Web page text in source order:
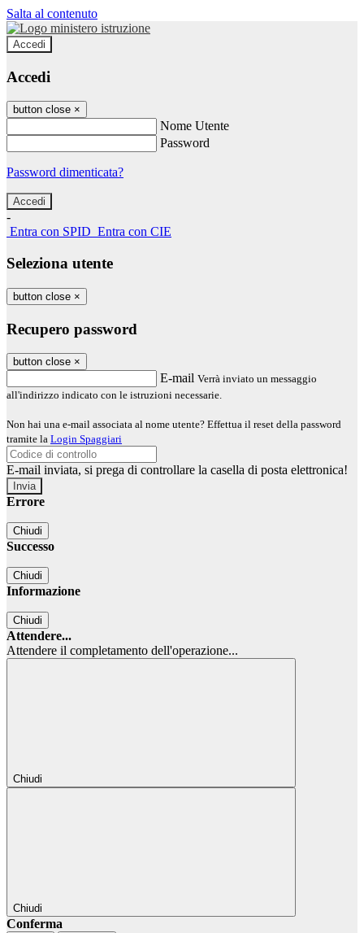
Salta al contenuto
Accedi
Accedi
button close ×
Nome Utente
Password
Password dimenticata?
-
Entra con SPID Entra con CIE
Seleziona utente
button close ×
Recupero password
button close ×
E-mail Verrà inviato un messaggio
all'indirizzo indicato con le istruzioni necessarie.
Non hai una e-mail associata al nome utente? Effettua il reset della password
tramite la Login Spaggiari
E-mail inviata, si prega di controllare la casella di posta elettronica!
Errore
Chiudi
Successo
Chiudi
Informazione
Chiudi
Attendere...
Attendere il completamento dell'operazione...
Chiudi
Chiudi
Conferma